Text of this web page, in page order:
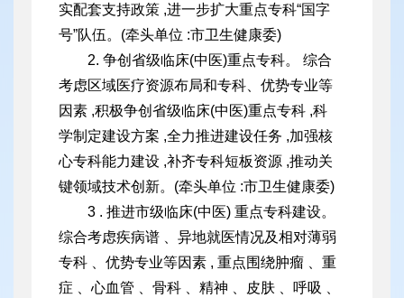
实配套支持政策 ,进一步扩大重点专科“国字
号”队伍。(牵头单位 :市卫生健康委)
2. 争创省级临床(中医)重点专科。 综合
考虑区域医疗资源布局和专科、优势专业等
因素 ,积极争创省级临床(中医)重点专科 ,科
学制定建设方案 ,全力推进建设任务 ,加强核
心专科能力建设 ,补齐专科短板资源 ,推动关
键领域技术创新。(牵头单位 :市卫生健康委)
3 . 推进市级临床(中医) 重点专科建设。
综合考虑疾病谱 、异地就医情况及相对薄弱
专科 、优势专业等因素 , 重点围绕肿瘤 、重
症 、心血管 、骨科 、精神 、皮肤 、呼吸 、